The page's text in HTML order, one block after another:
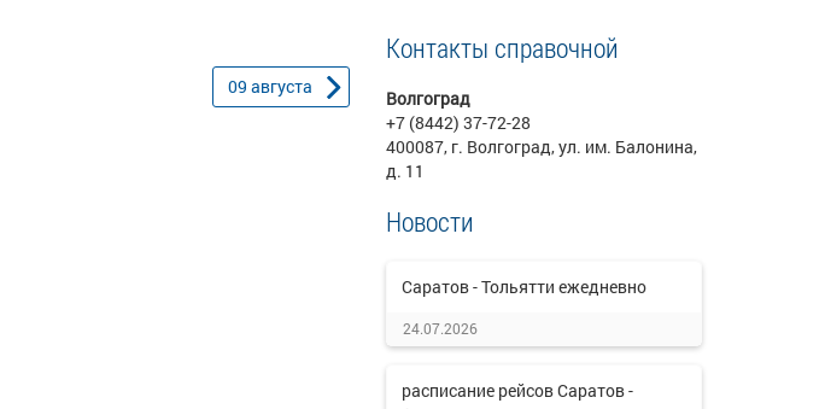
09 августа
Контакты справочной
Волгоград
+7 (8442) 37-72-28
400087, г. Волгоград, ул. им. Балонина,
д. 11
Новости
Саратов - Тольятти ежедневно
24.07.2026
расписание рейсов Саратов -